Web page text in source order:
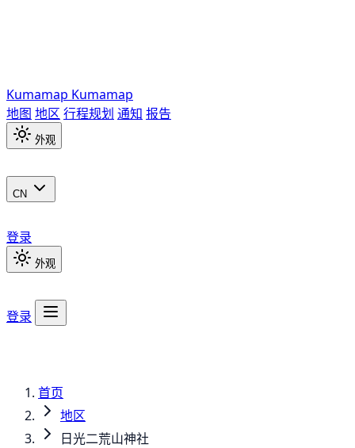
Kumamap Kumamap
地图 地区 行程规划 通知 报告
外观
CN
登录
外观
登录
首页
地区
日光二荒山神社